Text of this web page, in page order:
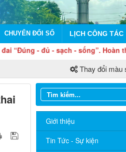
CHUYỂN ĐỔI SỐ LỊCH CÔNG TÁC
- sạch - sống”. Hoàn thiện dữ
Thay đổi màu
Giới thiệu
Tin Tức - Sự kiện